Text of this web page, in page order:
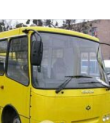
у маршрутці:
Відео
та слідчо-